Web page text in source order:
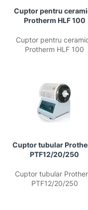
Cuptor pentru
Protherm HLF 100
Cuptor pentru
Protherm HLF 100
Cuptor tubular
PTF12/20/250
Cuptor tubular
PTF12/20/250